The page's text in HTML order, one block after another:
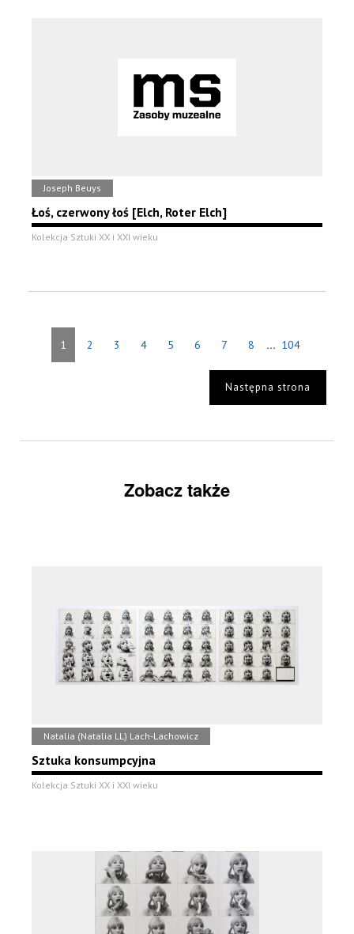
Joseph Beuys
Łoś, czerwony łoś [Elch, Roter Elch]
Kolekcja Sztuki XX i XXI wieku
1 2 3 4 5 6 7 8 ... 104
Następna strona
Zobacz także
Natalia (Natalia LL) Lach-Lachowicz
Sztuka konsumpcyjna
Kolekcja Sztuki XX i XXI wieku